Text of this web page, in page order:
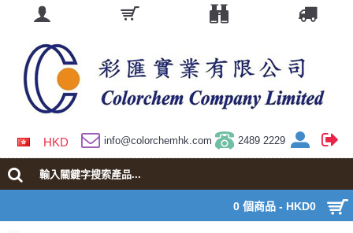
HKD info@colorchemhk.com 2489 2229
0 個商品 - HKD0